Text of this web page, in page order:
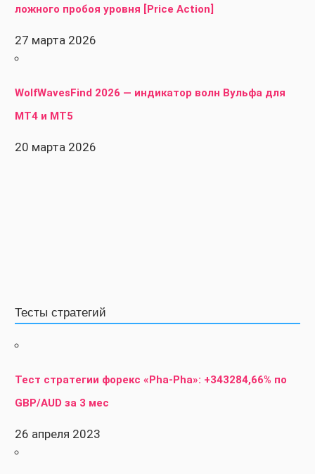
ложного пробоя уровня [Price Action]
27 марта 2026
WolfWavesFind 2026 — индикатор волн Вульфа для
MT4 и MT5
20 марта 2026
Тесты стратегий
Тест стратегии форекс «Pha-Pha»: +343284,66% по
GBP/AUD за 3 мес
26 апреля 2023